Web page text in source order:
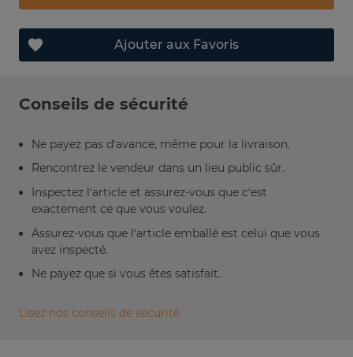
Ajouter aux Favoris
Conseils de sécurité
Ne payez pas d’avance, même pour la livraison.
Rencontrez le vendeur dans un lieu public sûr.
Inspectez l’article et assurez-vous que c’est
exactement ce que vous voulez.
Assurez-vous que l’article emballé est celui que vous
avez inspecté.
Ne payez que si vous êtes satisfait.
Lisez nos conseils de sécurité